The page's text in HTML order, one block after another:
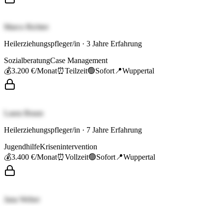
Marco Richter
Heilerziehungspfleger/in · 3 Jahre Erfahrung
SozialberatungCase Management
💰3.200 €/Monat⏰Teilzeit🟢Sofort 📍Wuppertal
Laura Braun
Heilerziehungspfleger/in · 7 Jahre Erfahrung
JugendhilfeKrisenintervention
💰3.400 €/Monat⏰Vollzeit🟢Sofort 📍Wuppertal
Jana Weber